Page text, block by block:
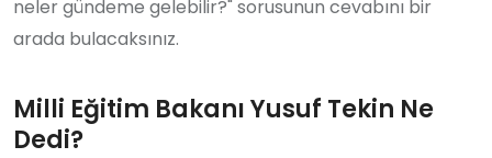
neler gündeme gelebilir?" sorusunun cevabını bir
arada bulacaksınız.
Milli Eğitim Bakanı Yusuf Tekin Ne
Dedi?